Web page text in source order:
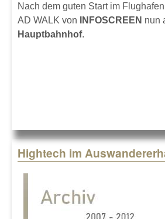
Nach dem guten Start im
AD WALK von
INFOSCREEN nun
Hauptbahnhof.
Hightech im